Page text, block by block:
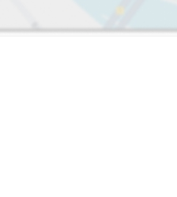
Priser och betalning